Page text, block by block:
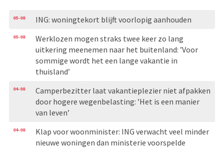
05-08 ING: woningtekort blijft voorlopig aanhouden
05-08
Werklozen mogen straks twee keer zo lang
uitkering meenemen naar het buitenland: ’Voor
sommige wordt het een lange vakantie in
thuisland’
04-08
Camperbezitter laat vakantieplezier niet afpakken
door hogere wegenbelasting: ’Het is een manier
van leven’
04-08
Klap voor woonminister: ING verwacht veel minder
nieuwe woningen dan ministerie voorspelde